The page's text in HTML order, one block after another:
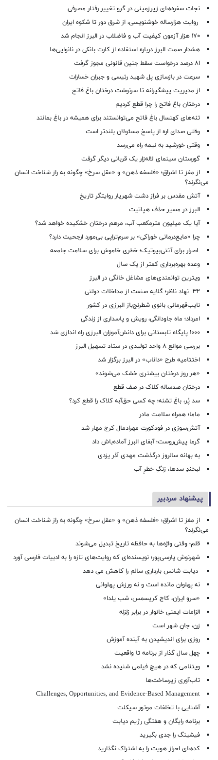
نجات سفره‌های زیرزمینی در گرو تغییر رفتار مصرفی
روایت هزارساله خوشنویسی، از شرق دور تا شکوه ایران
۱۷۰ هزار آزمون کیفیت آب و فاضلاب در البرز انجام شد
هشدار صمت البرز درباره استفاده از کارت بانکی در نانوایی‌ها
۸۱ درصد درخواست‌ سقط جنین قانونی مجوز گرفت
سرعت در بازسازی پل شهید رئیسی و جبران خسارات
از مدیریت پیشگیرانه تا سرنوشت درختان باغ فاتح
درختان باغ فاتح را چرا قطع کردیم
تنه‌های کهنسال باغ فاتح می‌توانستند برای همیشه در باغ بمانند
وقتی صدای اره از پاسخ مسئولان بلندتر است
وقتی خورشید به نیمه راه می‌رسد
گورستان سینمای لاله‌زار یک قربانی دیگر گرفت
از مغز تا اشراق؛ «فلسفه ذهن» و «عقل سرخ» چگونه به راز شناخت انسان
می‌نگرند؟
آتش مقدس بر فراز دشت شهریار روایتگر تاریخ
البرز در مسیر حذف هپاتیت
آیا یک میلیون مترمکعب آب، مرهم درختان خشکیده خواهد شد؟
چرا «مایع‌درمانی خوراکی» بر سرم‌تراپی بی‌مورد ارجحیت دارد؟
اصرار برای آنتی‌بیوتیک؛ خطری خاموش برای سلامت جامعه
وعده بهره‌برداری کمتر از یک سال
ویترین توانمندی‌های مشاغل خانگی در البرز
۳۲ نهاد ناظر؛ گلایه صنعت از مداخلات دولتی
نایب‌قهرمانی بانوی شطرنج‌باز البرزی در کشور
امرداد؛ ماه جاودانگی، رویش و پاسداری از زندگی
۱۰۰۰ پایگاه تابستانی برای دانش‌آموزان البرزی راه اندازی شد
بررسی موانع ۸ واحد تولیدی در ستاد تسهیل البرز
اختتامیه طرح «داناب» در البرز برگزار شد
«هر روز درختان بیشتری خشک می‌شوند»
درختان صدساله کلاک در صف قطع
سد پُر، باغ تشنه؛ چه کسی حق‌آبه کلاک را قطع کرد؟
ماما؛ همراه سلامت مادر
آتش‌سوزی در فودکورت مهرادمال کرج مهار شد
گرما پیش‌روست؛ آبفای البرز آماده‌باش داد
به بهانه سالروز درگذشت مهدی آذر یزدی
لبخندِ سدها، زنگِ خطرِ آب
پیشنهاد سردبیر
از مغز تا اشراق؛ «فلسفه ذهن» و «عقل سرخ» چگونه به راز شناخت انسان
می‌نگرند؟
قلم؛ وقتی واژه‌ها به حافظه تاریخ تبدیل می‌شوند
شهرنوش پارسی‌پور؛ نویسنده‌ای که روایت‌های تازه را به ادبیات فارسی آورد
دیابت شانس بارداری سالم را کاهش می دهد
نه پهلوان مانده است و نه ورزش پهلوانی
«سرو ایران، کاج کریسمس، شب یلدا»
الزامات ایمنی خانوار در برابر زلزله
زن، جانِ شهر است
روزی برای اندیشیدن به آینده آموزش
چهل سال گذار از برنامه تا واقعیت
ویتنامی که در هیچ فیلمی شنیده نشد
تاب‌آوری زیرساخت‌ها
Challenges, Opportunities, and Evidence-Based Management
آشنایی با تخلفات موتور سیکلت
برنامه رایگان و هفتگی رژیم دیابت
فیشینگ را جدی بگیرید
کدهای احراز هویت را به اشتراک نگذارید